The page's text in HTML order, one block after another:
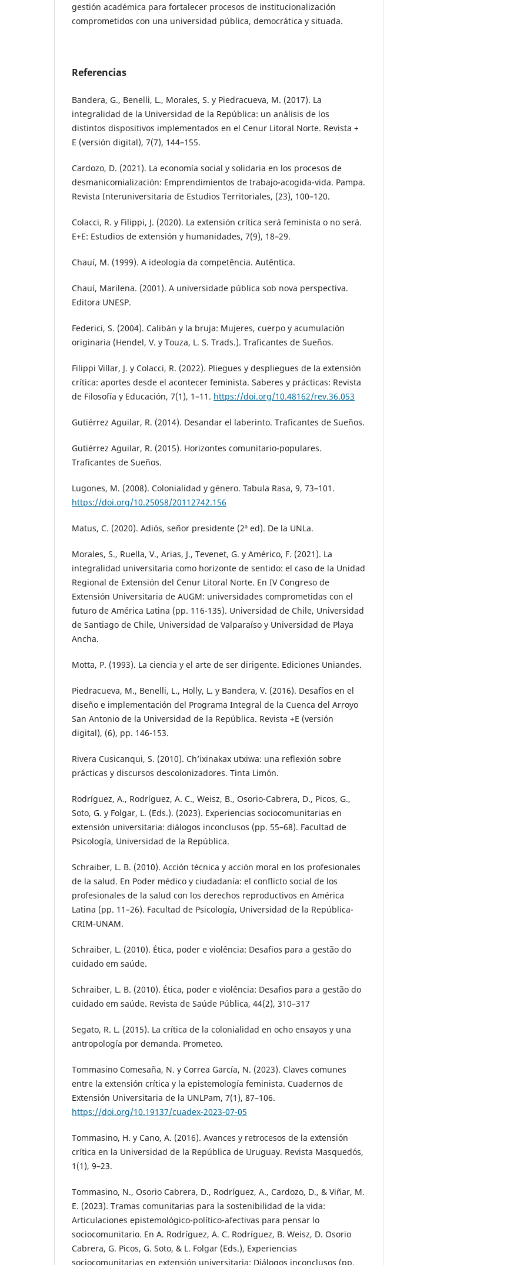
gestión académica para fortalecer procesos de institucionalización
comprometidos con una universidad pública, democrática y situada.
Referencias
Bandera, G., Benelli, L., Morales, S. y Piedracueva, M. (2017). La
integralidad de la Universidad de la República: un análisis de los
distintos dispositivos implementados en el Cenur Litoral Norte. Revista +
E (versión digital), 7(7), 144–155.
Cardozo, D. (2021). La economía social y solidaria en los procesos de
desmanicomialización: Emprendimientos de trabajo-acogida-vida. Pampa.
Revista Interuniversitaria de Estudios Territoriales, (23), 100–120.
Colacci, R. y Filippi, J. (2020). La extensión crítica será feminista o no será.
E+E: Estudios de extensión y humanidades, 7(9), 18–29.
Chauí, M. (1999). A ideologia da competência. Autêntica.
Chauí, Marilena. (2001). A universidade pública sob nova perspectiva.
Editora UNESP.
Federici, S. (2004). Calibán y la bruja: Mujeres, cuerpo y acumulación
originaria (Hendel, V. y Touza, L. S. Trads.). Traficantes de Sueños.
Filippi Villar, J. y Colacci, R. (2022). Pliegues y despliegues de la extensión
crítica: aportes desde el acontecer feminista. Saberes y prácticas: Revista
de Filosofía y Educación, 7(1), 1–11. https://doi.org/10.48162/rev.36.053
Gutiérrez Aguilar, R. (2014). Desandar el laberinto. Traficantes de Sueños.
Gutiérrez Aguilar, R. (2015). Horizontes comunitario-populares.
Traficantes de Sueños.
Lugones, M. (2008). Colonialidad y género. Tabula Rasa, 9, 73–101.
https://doi.org/10.25058/20112742.156
Matus, C. (2020). Adiós, señor presidente (2ª ed). De la UNLa.
Morales, S., Ruella, V., Arias, J., Tevenet, G. y Américo, F. (2021). La
integralidad universitaria como horizonte de sentido: el caso de la Unidad
Regional de Extensión del Cenur Litoral Norte. En IV Congreso de
Extensión Universitaria de AUGM: universidades comprometidas con el
futuro de América Latina (pp. 116-135). Universidad de Chile, Universidad
de Santiago de Chile, Universidad de Valparaíso y Universidad de Playa
Ancha.
Motta, P. (1993). La ciencia y el arte de ser dirigente. Ediciones Uniandes.
Piedracueva, M., Benelli, L., Holly, L. y Bandera, V. (2016). Desafíos en el
diseño e implementación del Programa Integral de la Cuenca del Arroyo
San Antonio de la Universidad de la República. Revista +E (versión
digital), (6), pp. 146-153.
Rivera Cusicanqui, S. (2010). Ch’ixinakax utxiwa: una reflexión sobre
prácticas y discursos descolonizadores. Tinta Limón.
Rodríguez, A., Rodríguez, A. C., Weisz, B., Osorio-Cabrera, D., Picos, G.,
Soto, G. y Folgar, L. (Eds.). (2023). Experiencias sociocomunitarias en
extensión universitaria: diálogos inconclusos (pp. 55–68). Facultad de
Psicología, Universidad de la República.
Schraiber, L. B. (2010). Acción técnica y acción moral en los profesionales
de la salud. En Poder médico y ciudadanía: el conflicto social de los
profesionales de la salud con los derechos reproductivos en América
Latina (pp. 11–26). Facultad de Psicología, Universidad de la República-
CRIM-UNAM.
Schraiber, L. (2010). Ética, poder e violência: Desafios para a gestão do
cuidado em saúde.
Schraiber, L. B. (2010). Ética, poder e violência: Desafios para a gestão do
cuidado em saúde. Revista de Saúde Pública, 44(2), 310–317
Segato, R. L. (2015). La crítica de la colonialidad en ocho ensayos y una
antropología por demanda. Prometeo.
Tommasino Comesaña, N. y Correa García, N. (2023). Claves comunes
entre la extensión crítica y la epistemología feminista. Cuadernos de
Extensión Universitaria de la UNLPam, 7(1), 87–106.
https://doi.org/10.19137/cuadex-2023-07-05
Tommasino, H. y Cano, A. (2016). Avances y retrocesos de la extensión
crítica en la Universidad de la República de Uruguay. Revista Masquedós,
1(1), 9–23.
Tommasino, N., Osorio Cabrera, D., Rodríguez, A., Cardozo, D., & Viñar, M.
E. (2023). Tramas comunitarias para la sostenibilidad de la vida:
Articulaciones epistemológico-político-afectivas para pensar lo
sociocomunitario. En A. Rodríguez, A. C. Rodríguez, B. Weisz, D. Osorio
Cabrera, G. Picos, G. Soto, & L. Folgar (Eds.), Experiencias
sociocomunitarias en extensión universitaria: Diálogos inconclusos (pp.